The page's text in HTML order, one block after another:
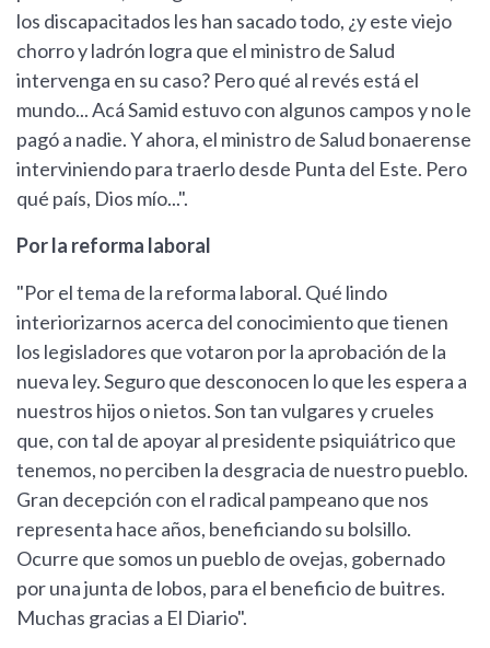
los discapacitados les han sacado todo, ¿y este viejo
chorro y ladrón logra que el ministro de Salud
intervenga en su caso? Pero qué al revés está el
mundo... Acá Samid estuvo con algunos campos y no le
pagó a nadie. Y ahora, el ministro de Salud bonaerense
interviniendo para traerlo desde Punta del Este. Pero
qué país, Dios mío...".
Por la reforma laboral
"Por el tema de la reforma laboral. Qué lindo
interiorizarnos acerca del conocimiento que tienen
los legisladores que votaron por la aprobación de la
nueva ley. Seguro que desconocen lo que les espera a
nuestros hijos o nietos. Son tan vulgares y crueles
que, con tal de apoyar al presidente psiquiátrico que
tenemos, no perciben la desgracia de nuestro pueblo.
Gran decepción con el radical pampeano que nos
representa hace años, beneficiando su bolsillo.
Ocurre que somos un pueblo de ovejas, gobernado
por una junta de lobos, para el beneficio de buitres.
Muchas gracias a El Diario".